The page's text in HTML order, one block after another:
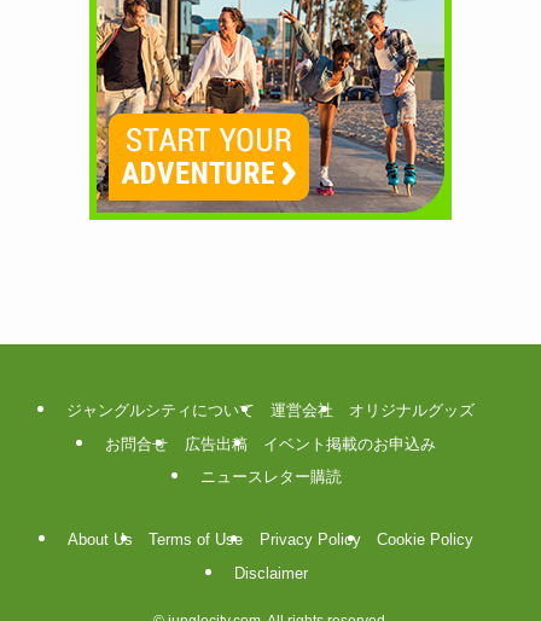
ジャングルシティについて 運営会社
オリジナルグッズ
お問合せ
広告出稿
イベント掲載のお申込み
ニュースレター購読
About Us Terms of Use Privacy Policy
Cookie Policy
Disclaimer